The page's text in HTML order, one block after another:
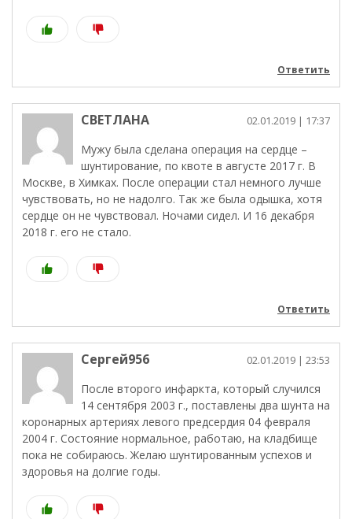
Ответить
СВЕТЛАНА 02.01.2019 | 17:37
Мужу была сделана операция на сердце –
шунтирование, по квоте в августе 2017 г. В
Москве, в Химках. После операции стал немного лучше
чувствовать, но не надолго. Так же была одышка, хотя
сердце он не чувствовал. Ночами сидел. И 16 декабря
2018 г. его не стало.
Ответить
Сергей956 02.01.2019 | 23:53
После второго инфаркта, который случился
14 сентября 2003 г., поставлены два шунта на
коронарных артериях левого предсердия 04 февраля
2004 г. Состояние нормальное, работаю, на кладбище
пока не собираюсь. Желаю шунтированным успехов и
здоровья на долгие годы.